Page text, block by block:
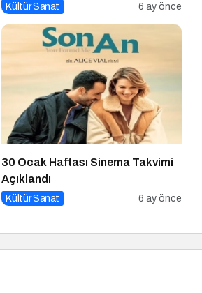
Kültür Sanat 6 ay önce
30 Ocak Haftası Sinema Takvimi
Açıklandı
Kültür Sanat 6 ay önce